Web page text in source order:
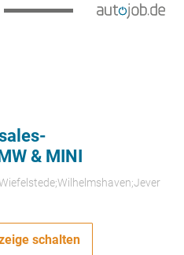
& MINI
schalten